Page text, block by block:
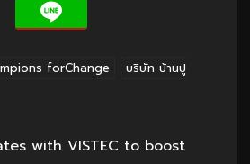
forChange
บริษัท บ้านปู
with VISTEC to boost